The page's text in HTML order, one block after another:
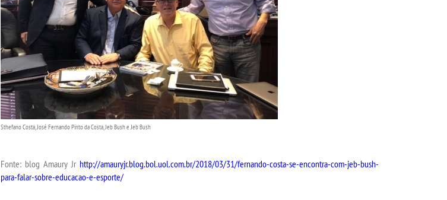
Sthefano Costa, José Fernando Pinto da Costa, Jeb Bush e Jeb Bush
Fonte: blog Amaury Jr http://amauryjr.blog.bol.uol.com.br/2018/03/31/fernando-costa-se-encontra-com-jeb-bush-
para-falar-sobre-educacao-e-esporte/